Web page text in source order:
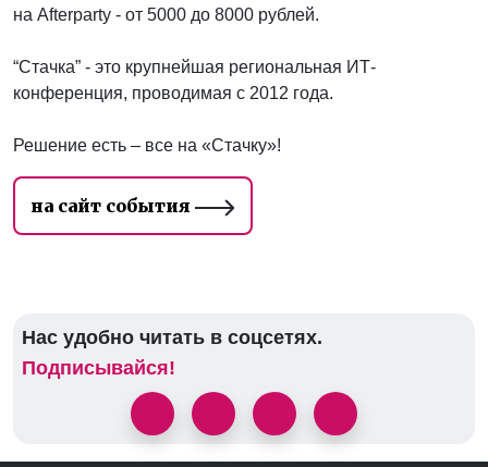
на Afterparty - от 5000 до 8000 рублей.
“Стачка” - это крупнейшая региональная ИТ-
конференция, проводимая с 2012 года.
Решение есть – все на «Стачку»!
на сайт события
Нас удобно читать в соцсетях.
Подписывайся!